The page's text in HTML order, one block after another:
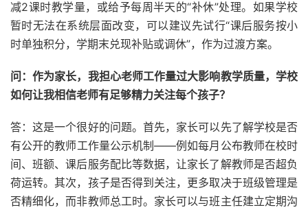
减2课时教学量，或给予每周半天的“补休”处理。如果学校
暂时无法在系统层面改变，可以建议先试行“课后服务按小
时单独积分，学期末兑现补贴或调休”，作为过渡方案。
问：作为家长，我担心老师工作量过大影响教学质量，学校
如何让我相信老师有足够精力关注每个孩子？
答：这是一个很好的问题。首先，家长可以先了解学校是否
有公开的教师工作量公示机制——例如每月公布教师在校时
间、班额、课后服务配比等数据，让家长了解教师是否超负
荷运转。其次，孩子是否得到关注，更多取决于班级管理是
否精细化，而非教师总工时。家长可以与班主任建立定期沟